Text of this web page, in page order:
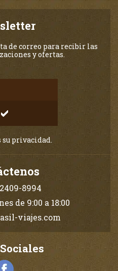
de correo para recibir las
y ofertas.
su privacidad.
8994
de 9:00 a 18:00
viajes.com